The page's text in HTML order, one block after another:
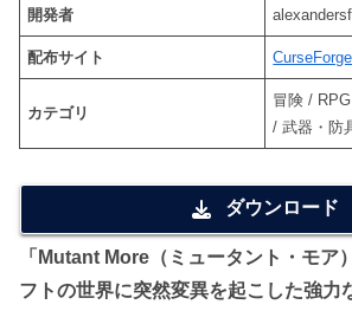
開発者
配布サイト
カテゴリ
冒険 /
/ 武器・防
ダウンロード
「Mutant More（ミュータント・モア
フトの世界に突然変異を起こした強力